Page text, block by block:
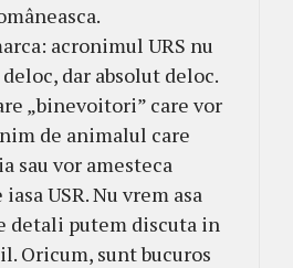
acronimul URS nu
dar absolut deloc.
„binevoitori” care vor
de animalul care
sau vor amesteca
USR. Nu vrem asa
detali putem discuta in
Oricum, sunt bucuros